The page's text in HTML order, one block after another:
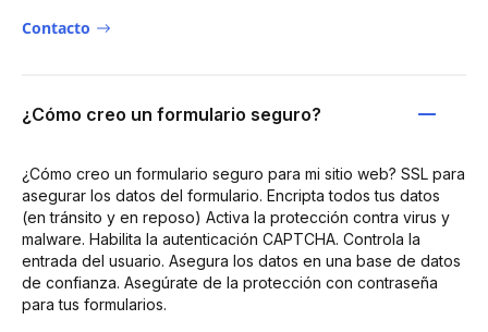
Contacto
¿Cómo creo un formulario seguro?
¿Cómo creo un formulario seguro para mi sitio web? SSL para
asegurar los datos del formulario. Encripta todos tus datos
(en tránsito y en reposo) Activa la protección contra virus y
malware. Habilita la autenticación CAPTCHA. Controla la
entrada del usuario. Asegura los datos en una base de datos
de confianza. Asegúrate de la protección con contraseña
para tus formularios.